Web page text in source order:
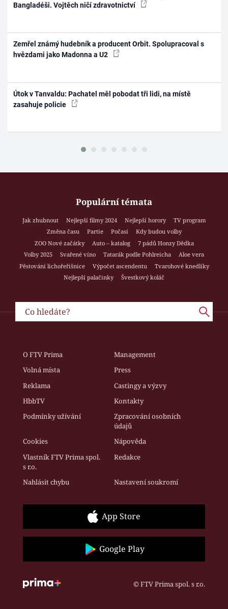
Bangladéši. Vojtěch ničí zdravotnictví
Zemřel známý hudebník a producent Orbit. Spolupracoval s
hvězdami jako Madonna a U2
Útok v Tanvaldu: Pachatel měl pobodat tři lidi, na místě
zasahuje policie
Populární témata
Jak zhubnout Nejlepší filmy 2024 Nejlepší horory
TV program
Změna času
Partie Počasí
Kdy budou volby
ZOO Nové začátky
Auto – katalog
7 pádů Honzy Dědka
Volby 2025
Svařené víno Tatarák podle Pohlreicha
Aloe vera
Pěstování lichořeřišnice
Výpočet ascendentu
Tvarohové knedlíky
Nejlepší palačinky
Švestkový koláč
O FTV Prima
Management
Volná místa
Press
Reklama
Castingy a výzvy
HbbTV
Kontakty
Podmínky užívání
Zpracování osobních
údajů
Cookies
Nápověda
Vlastník FTV Prima spol.
s r.o.
Redakce
Nahlásit chybu Nastavení soukromí
App Store
Google Play
© FTV Prima spol. s r.o.